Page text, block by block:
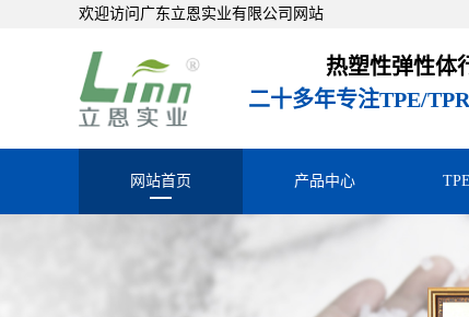
欢迎访问广东立恩实业有限公司网站
热塑性弹性体
二十多年专注TPE/
网站首页 产品中心